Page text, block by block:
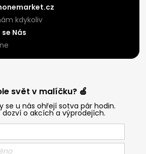
kdykoliv
Nás
svět v malíčku? 🍏
se u nás ohřejí sotva pár hodin.
dozví o akcích a výprodejích.